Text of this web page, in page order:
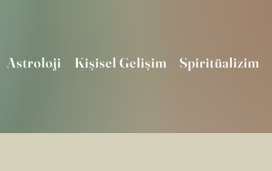
Astroloji Kişisel Gelişim Spiritüalizim